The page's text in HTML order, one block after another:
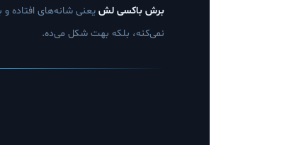
برش باکسی لش یعنی شانه‌های افتاده
نمی‌کنه، بلکه بهت شکل می‌ده.